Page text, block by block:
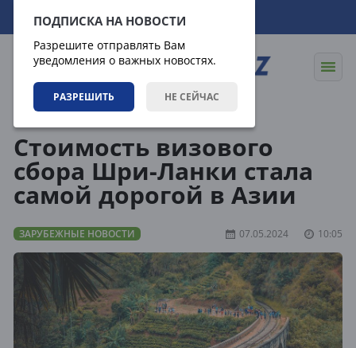
ПОДПИСКА НА НОВОСТИ
Разрешите отправлять Вам
уведомления о важных новостях.
РАЗРЕШИТЬ НЕ СЕЙЧАС
07.08.2026 13:16:21
Стоимость визового
сбора Шри-Ланки стала
самой дорогой в Азии
ЗАРУБЕЖНЫЕ НОВОСТИ 07.05.2024 10:05